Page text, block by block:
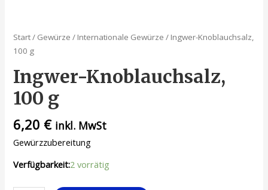
Start/ Gewürze / Internationale Gewürze / Ingwer-Knoblauchsalz,
100 g
Ingwer-Knoblauchsalz,
100 g
6,20 € inkl. MwSt
Gewürzzubereitung
Verfügbarkeit:2 vorrätig